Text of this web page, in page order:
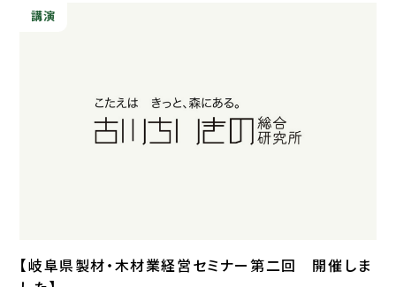
講演
【岐阜県製材・木材業経営セミナー第二回 開催しま